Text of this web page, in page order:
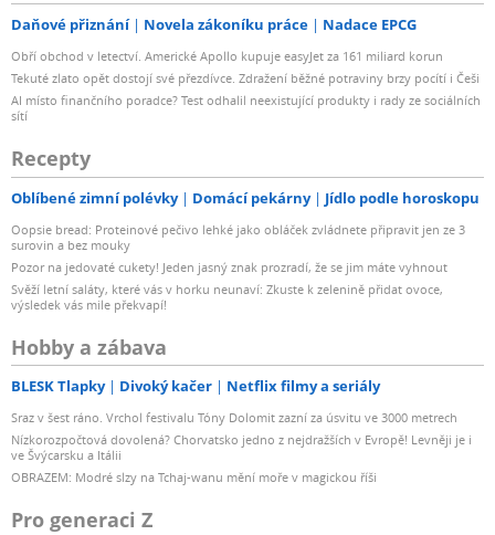
Daňové přiznání Novela zákoníku práce Nadace EPCG
Obří obchod v letectví. Americké Apollo kupuje easyJet za 161 miliard korun
Tekuté zlato opět dostojí své přezdívce. Zdražení běžné potraviny brzy pocítí i Češi
AI místo finančního poradce? Test odhalil neexistující produkty i rady ze sociálních
sítí
Recepty
Oblíbené zimní polévky Domácí pekárny Jídlo podle horoskopu
Oopsie bread: Proteinové pečivo lehké jako obláček zvládnete připravit jen ze 3
surovin a bez mouky
Pozor na jedovaté cukety! Jeden jasný znak prozradí, že se jim máte vyhnout
Svěží letní saláty, které vás v horku neunaví: Zkuste k zelenině přidat ovoce,
výsledek vás mile překvapí!
Hobby a zábava
BLESK Tlapky Divoký kačer Netflix filmy a seriály
Sraz v šest ráno. Vrchol festivalu Tóny Dolomit zazní za úsvitu ve 3000 metrech
Nízkorozpočtová dovolená? Chorvatsko jedno z nejdražších v Evropě! Levněji je i
ve Švýcarsku a Itálii
OBRAZEM: Modré slzy na Tchaj-wanu mění moře v magickou říši
Pro generaci Z